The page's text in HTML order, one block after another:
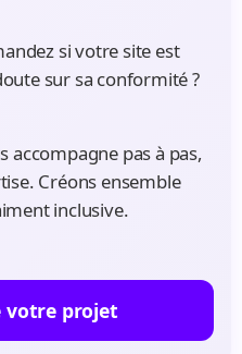
si votre site est
sur sa conformité ?
accompagne pas à pas,
Créons ensemble
inclusive.
votre projet